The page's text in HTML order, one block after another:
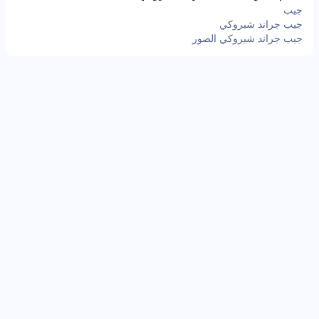
جيب
جيب جراند شيروكي
جيب جراند شيروكي الصور